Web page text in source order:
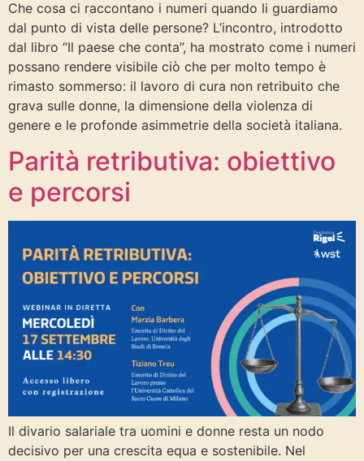
Che cosa ci raccontano i numeri quando li guardiamo
dal punto di vista delle persone? L’incontro, introdotto
dal libro “Il paese che conta”, ha mostrato come i numeri
possano rendere visibile ciò che per molto tempo è
rimasto sommerso: il lavoro di cura non retribuito che
grava sulle donne, la dimensione della violenza di
genere e le profonde asimmetrie della società italiana.
Parità retributiva: obiettivo
e percorsi
Il divario salariale tra uomini e donne resta un nodo
decisivo per una crescita equa e sostenibile. Nel